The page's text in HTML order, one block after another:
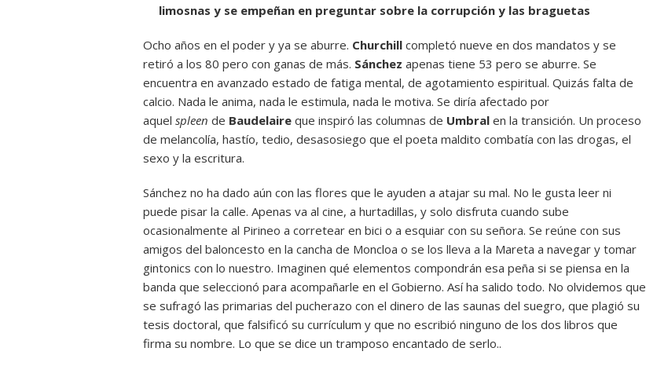
limosnas y se empeñan en preguntar sobre la corrupción y las braguetas
Ocho años en el poder y ya se aburre. Churchill completó nueve en dos mandatos y se
retiró a los 80 pero con ganas de más. Sánchez apenas tiene 53 pero se aburre. Se
encuentra en avanzado estado de fatiga mental, de agotamiento espiritual. Quizás falta de
calcio. Nada le anima, nada le estimula, nada le motiva. Se diría afectado por
aquel spleen de Baudelaire que inspiró las columnas de Umbral en la transición. Un proceso
de melancolía, hastío, tedio, desasosiego que el poeta maldito combatía con las drogas, el
sexo y la escritura.
Sánchez no ha dado aún con las flores que le ayuden a atajar su mal. No le gusta leer ni
puede pisar la calle. Apenas va al cine, a hurtadillas, y solo disfruta cuando sube
ocasionalmente al Pirineo a corretear en bici o a esquiar con su señora. Se reúne con sus
amigos del baloncesto en la cancha de Moncloa o se los lleva a la Mareta a navegar y tomar
gintonics con lo nuestro. Imaginen qué elementos compondrán esa peña si se piensa en la
banda que seleccionó para acompañarle en el Gobierno. Así ha salido todo. No olvidemos que
se sufragó las primarias del pucherazo con el dinero de las saunas del suegro, que plagió su
tesis doctoral, que falsificó su currículum y que no escribió ninguno de los dos libros que
firma su nombre. Lo que se dice un tramposo encantado de serlo..